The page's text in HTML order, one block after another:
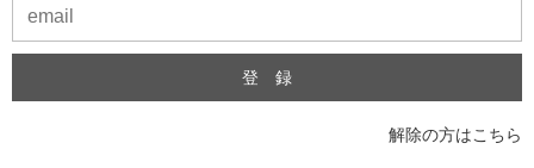
解除の方はこちら